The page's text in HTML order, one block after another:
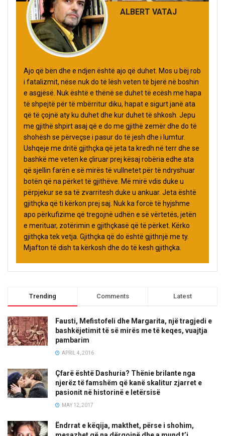
ALBERT VATAJ
Ajo që bën dhe e ndjen është ajo që duhet. Mos u bëj rob
i fatalizmit, nëse nuk do të lësh veten të bjerë në boshin
e asgjësë. Nuk është e thënë se duhet të ecësh me hapa
të shpejtë për të mbërritur diku, hapat e sigurt janë ata
që të çojnë aty ku duhet dhe kur duhet të shkosh. Jepu
me gjithë shpirt asaj që e do me gjithë zemër dhe do të
shohësh se përveçse i pasur do të jesh dhe i lumtur.
Ushqeje me dritë gjithçka që jeta ta kredh në terr dhe se
bashkë me veten ke çliruar prej kësaj robëria edhe ata
që sjellin farën e së mirës të vullnetet për të ndryshuar
botën që na përket të gjithëve. Më mirë vdis duke u
përpjekur se sa të zvarritesh duke u ankuar. Jeta është
gjithçka që ti kërkon prej saj. Nuk ka forcë të hyjshme
apo përkufizime që tregojnë udhën e së vërtetës, jetën
e merituar, zotërimin e gjithçkasë që të përket. Kërko
gjithçka tek vetja. Gjithçka që do është gjithnjë me ty.
Mjafton të dish ta kërkosh dhe do të kesh gjithçka.
Trending Comments Latest
Fausti, Mefistofeli dhe Margarita, një tragjedi e
bashkëjetimit të së mirës me të keqes, vuajtja
pambarim
APRIL 4, 2016
Çfarë është Dashuria? Thënie brilante nga
njerëz të famshëm që kanë skalitur zjarret e
pasionit në historinë e letërsisë
MAY 12, 2017
Ëndrrat e këqija, makthet, përse i shohim,